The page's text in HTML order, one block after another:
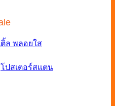
ติ้ล พลอยใส
โปสเตอร์สแตน